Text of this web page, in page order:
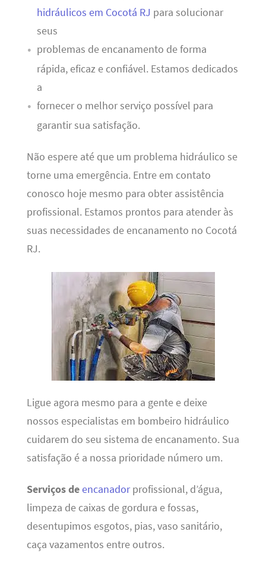
hidráulicos em Cocotá RJ para solucionar
seus
problemas de encanamento de forma
rápida, eficaz e confiável. Estamos dedicados
a
fornecer o melhor serviço possível para
garantir sua satisfação.
Não espere até que um problema hidráulico se
torne uma emergência. Entre em contato
conosco hoje mesmo para obter assistência
profissional. Estamos prontos para atender às
suas necessidades de encanamento no Cocotá
RJ.
Ligue agora mesmo para a gente e deixe
nossos especialistas em bombeiro hidráulico
cuidarem do seu sistema de encanamento. Sua
satisfação é a nossa prioridade número um.
Serviços deencanadorprofissional, d’água,
limpeza de caixas de gordura e fossas,
desentupimos esgotos, pias, vaso sanitário,
caça vazamentos entre outros.